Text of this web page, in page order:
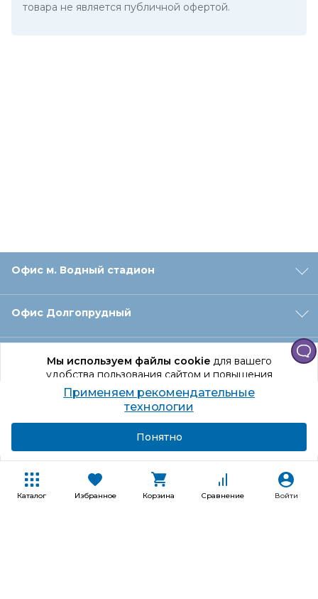
Каталог Избранное Корзина Сравнение Войти
Мы используем файлы cookieдля вашего
удобства пользования сайтом и повышения
качества рекомендаций.
Продолжая использование сайта, вы даете
согласие на обработку персональных данных
товара не является публичной офертой.
Офис м. Водный стадион
Офис Долгопрудный
Офис Санкт‑Петербург
Оформление заказа
Покупателям
Применяем рекомендательные
технологии
Понятно